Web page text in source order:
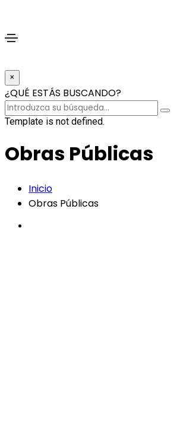
×
¿QUÉ ESTÁS BUSCANDO?
Template is not defined.
Obras Públicas
Inicio
Obras Públicas